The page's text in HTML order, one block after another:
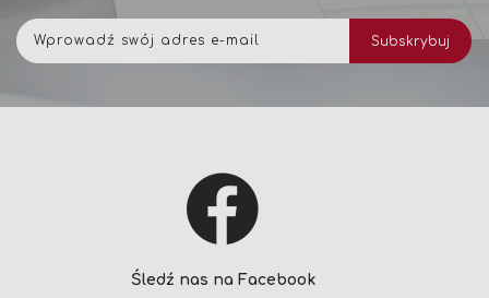
nasz
newsletter:
Subskrybuj
Śledź nas na Facebook